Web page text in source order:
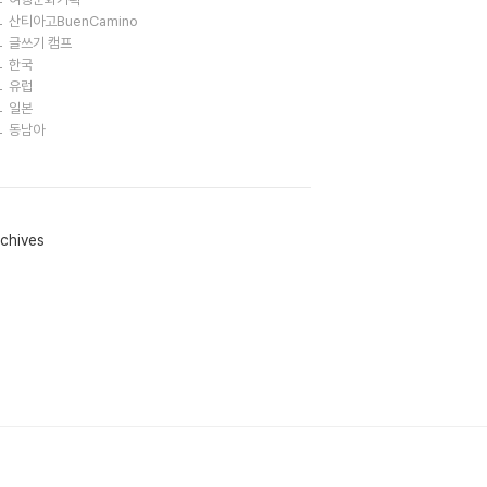
산티아고BuenCamino
글쓰기 캠프
한국
유럽
일본
동남아